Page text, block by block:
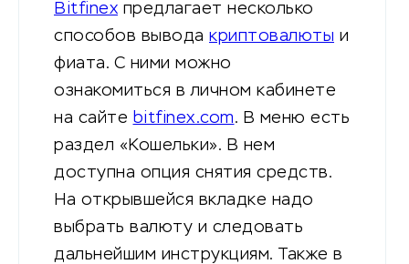
Bitfinex предлагает несколько
способов вывода криптовалюты и
фиата. С ними можно
ознакомиться в личном кабинете
на сайте bitfinex.com. В меню есть
раздел «Кошельки». В нем
доступна опция снятия средств.
На открывшейся вкладке надо
выбрать валюту и следовать
дальнейшим инструкциям. Также в